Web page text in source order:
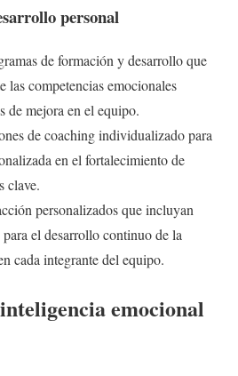
personal
de formación y desarrollo que
las competencias emocionales
de mejora en el equipo.
de coaching individualizado para
en el fortalecimiento de
clave.
personalizados que incluyan
el desarrollo continuo de la
cada integrante del equipo.
emocional